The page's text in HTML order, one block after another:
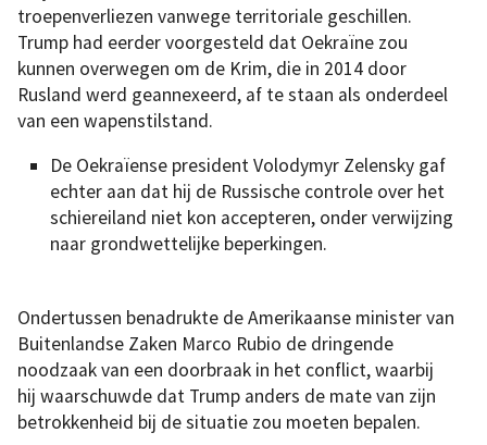
troepenverliezen vanwege territoriale geschillen.
Trump had eerder voorgesteld dat Oekraïne zou
kunnen overwegen om de Krim, die in 2014 door
Rusland werd geannexeerd, af te staan als onderdeel
van een wapenstilstand.
De Oekraïense president Volodymyr Zelensky gaf
echter aan dat hij de Russische controle over het
schiereiland niet kon accepteren, onder verwijzing
naar grondwettelijke beperkingen.
Ondertussen benadrukte de Amerikaanse minister van
Buitenlandse Zaken Marco Rubio de dringende
noodzaak van een doorbraak in het conflict, waarbij
hij waarschuwde dat Trump anders de mate van zijn
betrokkenheid bij de situatie zou moeten bepalen.